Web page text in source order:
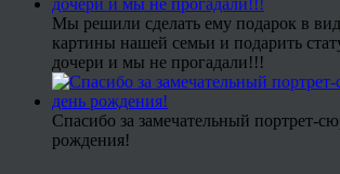
Мы решили сделать ему подарок в
картины нашей семьи и подарить
дочери и мы не прогадали!!!
Спасибо за замечательный портрет-
рождения!